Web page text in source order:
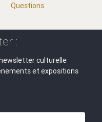
Questions
:
culturelle
et expositions